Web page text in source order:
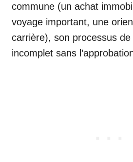
commune (un achat
voyage important, une
carrière), son processus
incomplet sans